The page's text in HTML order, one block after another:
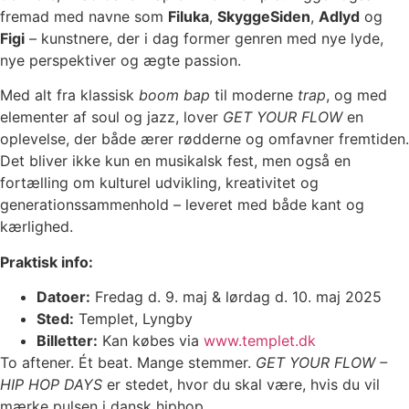
fremad med navne som Filuka, SkyggeSiden, Adlyd og
Figi – kunstnere, der i dag former genren med nye lyde,
nye perspektiver og ægte passion.
Med alt fra klassisk boom bap til moderne trap, og med
elementer af soul og jazz, lover GET YOUR FLOWen
oplevelse, der både ærer rødderne og omfavner fremtiden.
Det bliver ikke kun en musikalsk fest, men også en
fortælling om kulturel udvikling, kreativitet og
generationssammenhold – leveret med både kant og
kærlighed.
Praktisk info:
Datoer: Fredag d. 9. maj & lørdag d. 10. maj 2025
Sted: Templet, Lyngby
Billetter: Kan købes via www.templet.dk
To aftener. Ét beat. Mange stemmer. GET YOUR FLOW –
HIP HOP DAYS er stedet, hvor du skal være, hvis du vil